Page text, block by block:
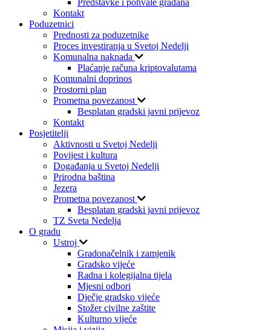
Kontakt
Poduzetnici
Prednosti za poduzetnike
Proces investiranja u Svetoj Nedelji
Komunalna naknada
Plaćanje računa kriptovalutama
Komunalni doprinos
Prostorni plan
Prometna povezanost
Besplatan gradski javni prijevoz
Kontakt
Posjetitelji
Aktivnosti u Svetoj Nedelji
Povijest i kultura
Događanja u Svetoj Nedelji
Prirodna baština
Jezera
Prometna povezanost
Besplatan gradski javni prijevoz
TZ Sveta Nedelja
O gradu
Ustroj
Gradonačelnik i zamjenik
Gradsko vijeće
Radna i kolegijalna tijela
Mjesni odbori
Dječje gradsko vijeće
Stožer civilne zaštite
Kulturno vijeće